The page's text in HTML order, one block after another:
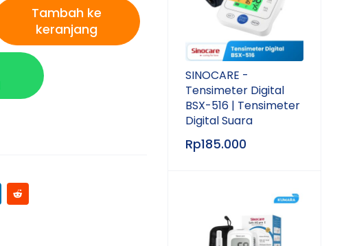
Tambah ke
keranjang
SINOCARE -
Tensimeter Digital
BSX-516 | Tensimeter
Digital Suara
Rp185.000